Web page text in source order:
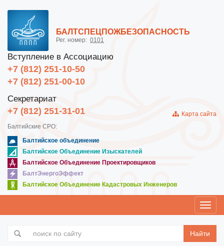
БАЛТСПЕЦПОЖБЕЗОПАСНОСТЬ
Рег. номер: 0101
Вступление в Ассоциацию
+7 (812) 251-10-50
+7 (812) 251-00-10
Секретариат
+7 (812) 251-31-01
Карта сайта
Балтийские СРО:
Балтийское объединение
Балтийское Объединение Изыскателей
Балтийское Объединение Проектировщиков
БалтЭнергоЭффект
Балтийское Объединение Кадастровых Инженеров
Найти